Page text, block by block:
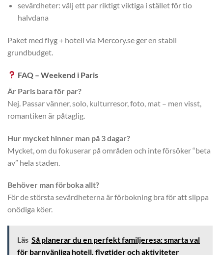
sevärdheter: välj ett par riktigt viktiga i stället för tio
halvdana
Paket med flyg + hotell via Mercory.se ger en stabil
grundbudget.
FAQ – Weekend i Paris
Är Paris bara för par?
Nej. Passar vänner, solo, kulturresor, foto, mat – men visst,
romantiken är påtaglig.
Hur mycket hinner man på 3 dagar?
Mycket, om du fokuserar på områden och inte försöker “beta
av” hela staden.
Behöver man förboka allt?
För de största sevärdheterna är förbokning bra för att slippa
onödiga köer.
Läs Så planerar du en perfekt familjeresa: smarta val
för barnvänliga hotell, flygtider och aktiviteter